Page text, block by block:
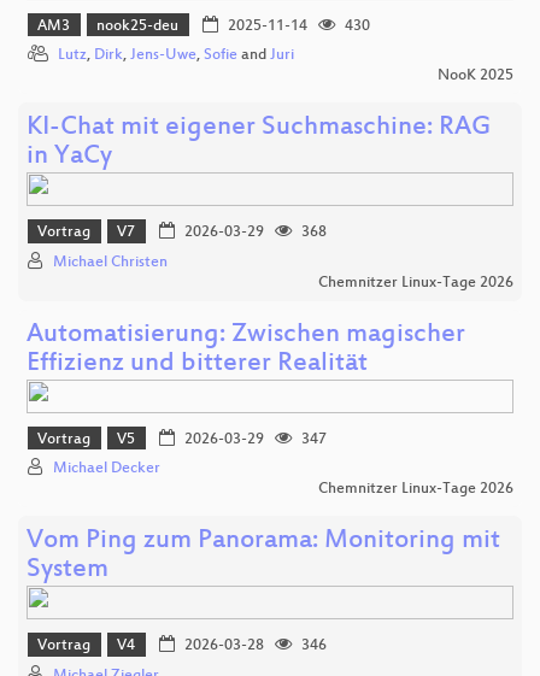
AM3 nook25-deu 2025-11-14
430
Lutz, Dirk, Jens-Uwe, Sofie and Juri
NooK 2025
KI-Chat mit eigener Suchmaschine: RAG
in YaCy
Vortrag V7 2026-03-29
368
Michael Christen
Chemnitzer Linux-Tage 2026
Automatisierung: Zwischen magischer
Effizienz und bitterer Realität
Vortrag V5 2026-03-29
347
Michael Decker
Chemnitzer Linux-Tage 2026
Vom Ping zum Panorama: Monitoring mit
System
Vortrag V4 2026-03-28
346